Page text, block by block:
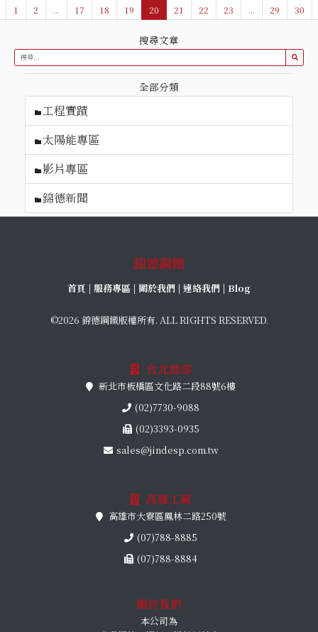
1 2 ... 17 18 19 20 21 22 23 ... 29 30
搜尋文章
全部分類
工程實蹟
太陽能專區
影片專區
錦德新聞
錦德鋼鐵
首頁 | 服務專區 | 關於我們 | 連絡我們 | Blog
©2026 錦德鋼鐵版權所有. ALL RIGHTS RESERVED.
台北總部
新北市板橋區文化路二段88號6樓
(02)7730-9088
(02)3393-0935
sales@jindesp.com.tw
高雄工廠
高雄市大寮區鳳林二路250號
(07)788-8885
(07)788-8884
關於我們
本公司為